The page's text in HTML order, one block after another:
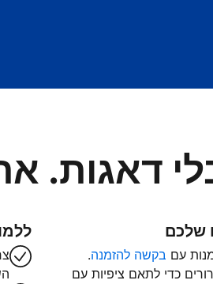
דאגות.
שלכם
עם בקשה להזמנה.
כדי לתאם ציפיות עם